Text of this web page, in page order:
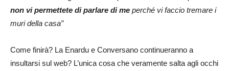
non vi permettete di parlare di me perché vi faccio tremare i
muri della casa”
Come finirà? La Enardu e Conversano continueranno a
insultarsi sul web? L’unica cosa che veramente salta agli occhi